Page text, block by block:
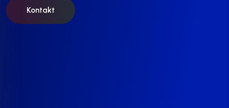
Kontakt
Kontakt
Kontakt